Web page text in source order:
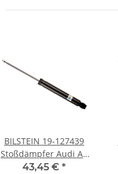
BILSTEIN 19-127439
Stoßdämpfer Audi A3
VW GOLF 5 Jetta
43,45 € *